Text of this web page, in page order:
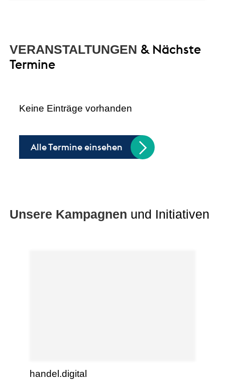
VERANSTALTUNGEN & Nächste
Termine
Keine Einträge vorhanden
Alle Termine einsehen
Unsere Kampagnen und Initiativen
handel.digital